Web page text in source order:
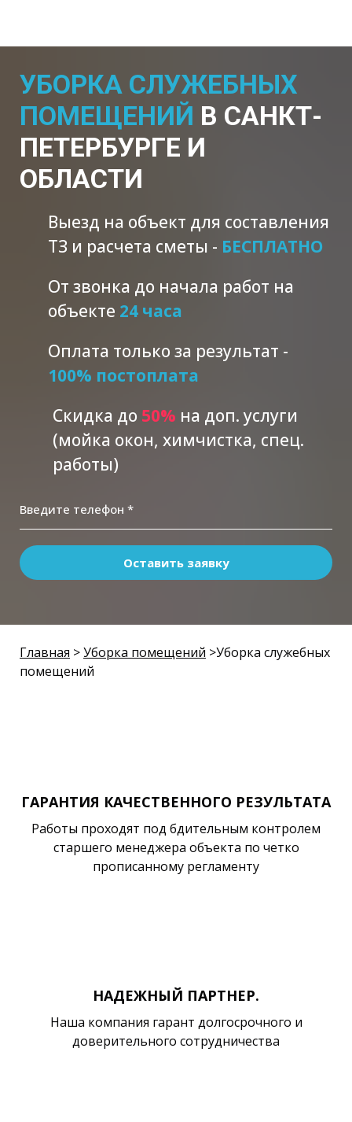
УБОРКА СЛУЖЕБНЫХ
ПОМЕЩЕНИЙ В САНКТ-
ПЕТЕРБУРГЕ И
ОБЛАСТИ
Выезд на объект для составления
ТЗ и расчета сметы - БЕСПЛАТНО
От звонка до начала работ на
объекте 24 часа
Оплата только за результат -
100% постоплата
Скидка до 50% на доп. услуги
(мойка окон, химчистка, спец.
работы)
Введите телефон *
Оставить заявку
Главная >Уборка помещений >Уборка служебных
помещений
ГАРАНТИЯ КАЧЕСТВЕННОГО РЕЗУЛЬТАТА
Работы проходят под бдительным контролем
старшего менеджера объекта по четко
прописанному регламенту
НАДЕЖНЫЙ ПАРТНЕР.
Наша компания гарант долгосрочного и
доверительного сотрудничества